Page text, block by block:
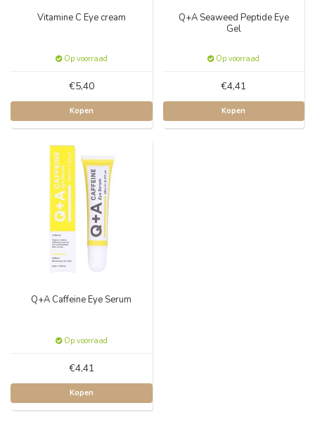
Vitamine C Eye cream
Op voorraad
€5,40
Kopen
Q+A Seaweed Peptide Eye
Gel
Op voorraad
€4,41
Kopen
Q+A Caffeine Eye Serum
Op voorraad
€4,41
Kopen